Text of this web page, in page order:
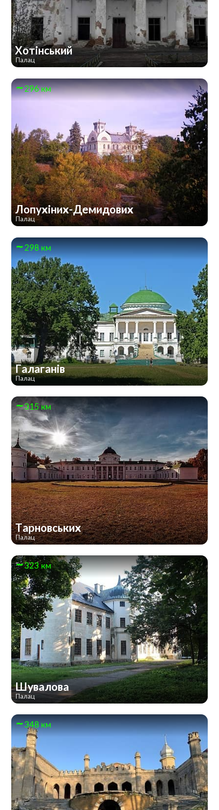
Хотінський
Палац
296 км
Лопухіних-Демидових
Палац
298 км
Галаганів
Палац
315 км
Тарновських
Палац
323 км
Шувалова
Палац
348 км